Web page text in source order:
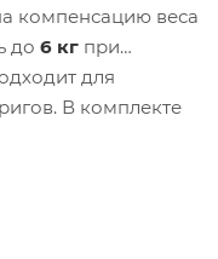
компенсацию веса
до 6 кг при
для
В комплекте
совместима со